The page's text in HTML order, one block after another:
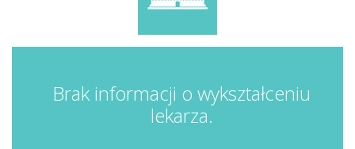
Brak informacji o wykształceniu
lekarza.